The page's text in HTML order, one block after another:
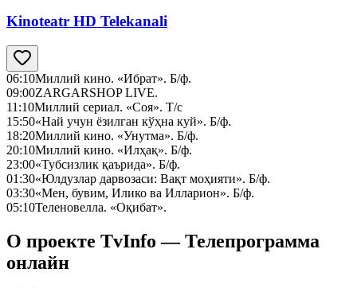
Kinoteatr HD Telekanali
06:10Миллий кино. «Ибрат». Б/ф.
09:00ZARGARSHOP LIVE.
11:10Миллий сериал. «Соя». Т/с
15:50«Най учун ёзилган кўҳна куй». Б/ф.
18:20Миллий кино. «Унутма». Б/ф.
20:10Миллий кино. «Илҳақ». Б/ф.
23:00«Тубсизлик қаърида». Б/ф.
01:30«Юлдузлар дарвозаси: Вақт моҳияти». Б/ф.
03:30«Мен, бувим, Илико ва Илларион». Б/ф.
05:10Теленовелла. «Оқибат».
О проекте TvInfo — Телепрограмма
онлайн